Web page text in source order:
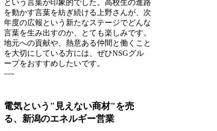
という言葉が印象的でした。高校生の進路
を動かす言葉を紡ぎ続ける上野さんが、次
年度の広報という新たなステージでどんな
言葉を生み出すのか、とても楽しみです。
地元への貢献や、熱意ある仲間と働くこと
を大切にしている方には、ぜひNSGグル
ープをおすすめしたいです。
—-
電気という"見えない商材"を売
る、新潟のエネルギー営業